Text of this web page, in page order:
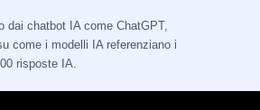
dai chatbot IA come ChatGPT,
come i modelli IA referenziano i
risposte IA.